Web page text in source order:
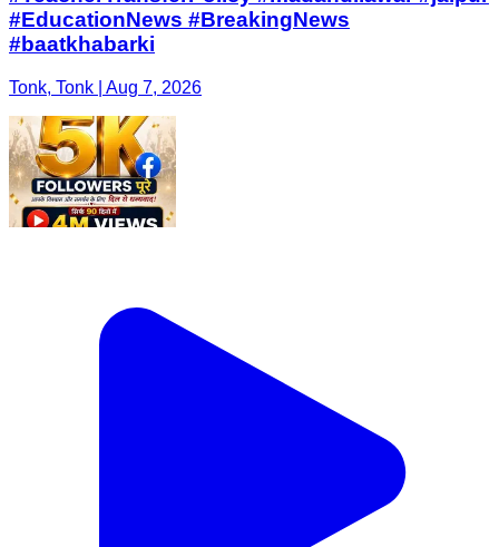
#EducationNews #BreakingNews
#baatkhabarki
Tonk, Tonk | Aug 7, 2026